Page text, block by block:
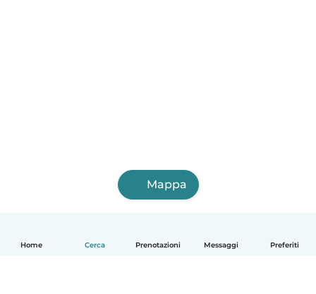
Home Cerca Prenotazioni Messaggi Preferiti
Mappa